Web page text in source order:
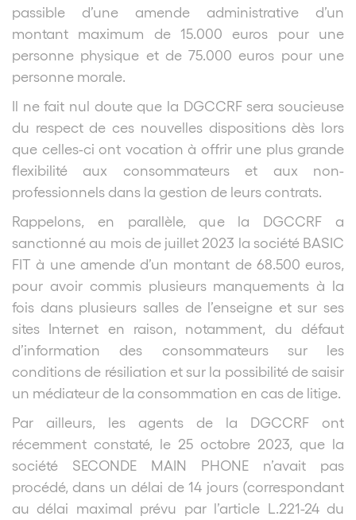
passible d’une amende administrative d’un
montant maximum de 15.000 euros pour une
personne physique et de 75.000 euros pour une
personne morale.
Il ne fait nul doute que la DGCCRF sera soucieuse
du respect de ces nouvelles dispositions dès lors
que celles-ci ont vocation à offrir une plus grande
flexibilité aux consommateurs et aux non-
professionnels dans la gestion de leurs contrats.
Rappelons, en parallèle, que la DGCCRF a
sanctionné au mois de juillet 2023 la société BASIC
FIT à une amende d’un montant de 68.500 euros,
pour avoir commis plusieurs manquements à la
fois dans plusieurs salles de l’enseigne et sur ses
sites Internet en raison, notamment, du défaut
d’information des consommateurs sur les
conditions de résiliation et sur la possibilité de saisir
un médiateur de la consommation en cas de litige.
Par ailleurs, les agents de la DGCCRF ont
récemment constaté, le 25 octobre 2023, que la
société SECONDE MAIN PHONE n’avait pas
procédé, dans un délai de 14 jours (correspondant
au délai maximal prévu par l’article L.221-24 du